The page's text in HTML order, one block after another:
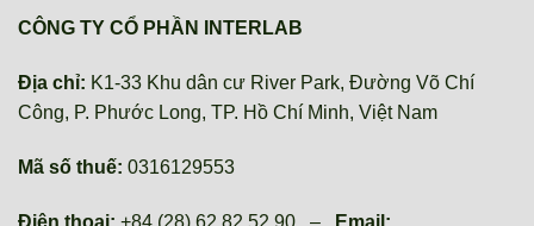
CÔNG TY CỔ PHẦN INTERLAB
Địa chỉ: K1-33 Khu dân cư River Park, Đường Võ Chí
Công, P. Phước Long, TP. Hồ Chí Minh, Việt Nam
Mã số thuế: 0316129553
Điện thoại: +84 (28) 62 82 52 90 – Email: